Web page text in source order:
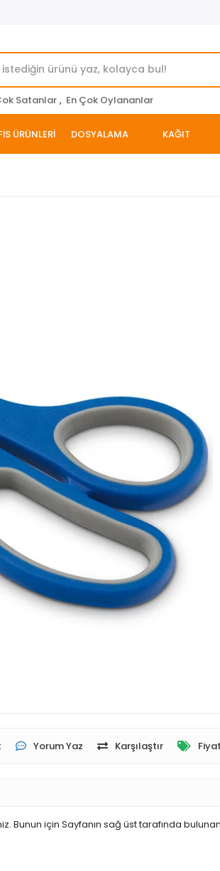
Satanlar , En Çok Oylananlar
ÜRÜNLERİ DOSYALAMA KAĞIT
Yorum Yaz Karşılaştır
için Sayfanın sağ üst tarafında